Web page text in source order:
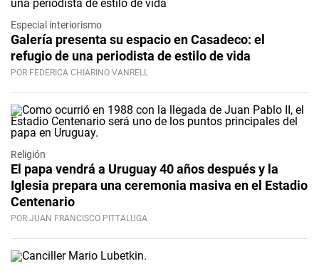
Especial interiorismo
Galería presenta su espacio en Casadeco: el
refugio de una periodista de estilo de vida
POR FEDERICA CHIARINO VANRELL
Religión
El papa vendrá a Uruguay 40 años después y la
Iglesia prepara una ceremonia masiva en el Estadio
Centenario
POR JUAN FRANCISCO PITTALUGA